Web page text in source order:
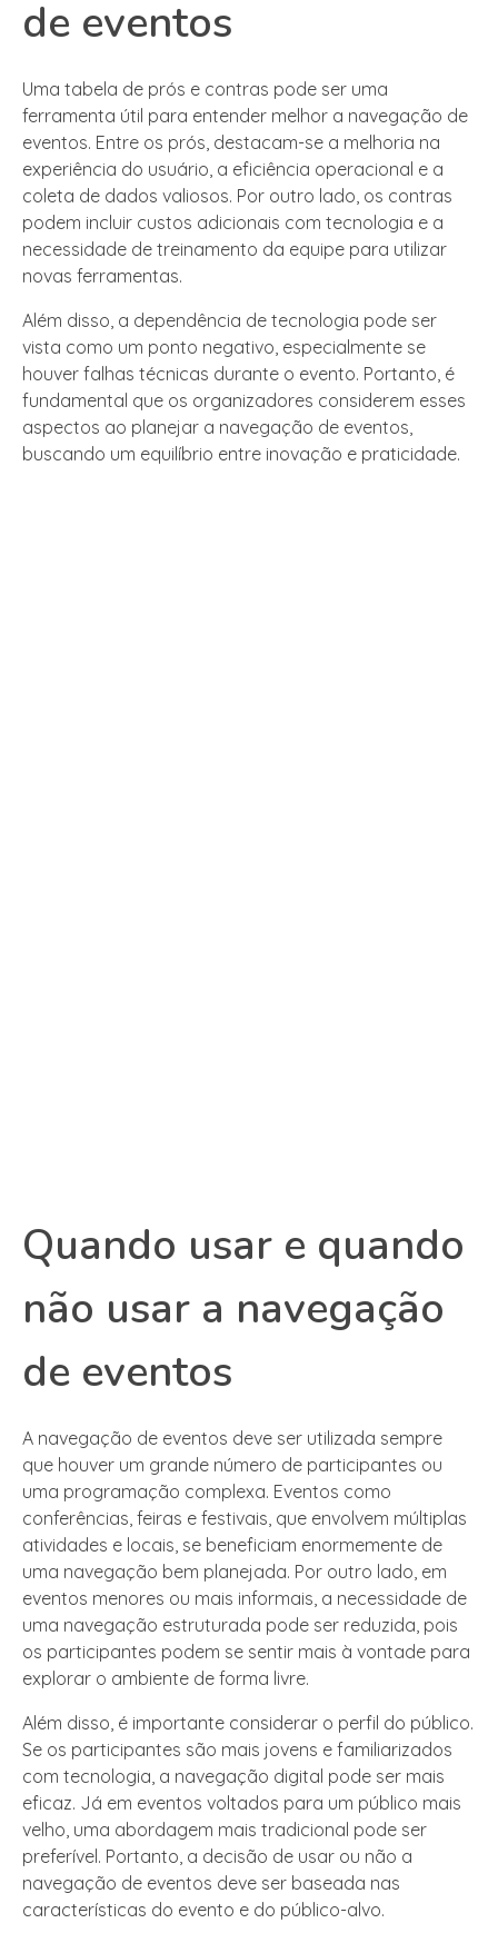
de eventos
Uma tabela de prós e contras pode ser uma
ferramenta útil para entender melhor a navegação de
eventos. Entre os prós, destacam-se a melhoria na
experiência do usuário, a eficiência operacional e a
coleta de dados valiosos. Por outro lado, os contras
podem incluir custos adicionais com tecnologia e a
necessidade de treinamento da equipe para utilizar
novas ferramentas.
Além disso, a dependência de tecnologia pode ser
vista como um ponto negativo, especialmente se
houver falhas técnicas durante o evento. Portanto, é
fundamental que os organizadores considerem esses
aspectos ao planejar a navegação de eventos,
buscando um equilíbrio entre inovação e praticidade.
Quando usar e quando
não usar a navegação
de eventos
A navegação de eventos deve ser utilizada sempre
que houver um grande número de participantes ou
uma programação complexa. Eventos como
conferências, feiras e festivais, que envolvem múltiplas
atividades e locais, se beneficiam enormemente de
uma navegação bem planejada. Por outro lado, em
eventos menores ou mais informais, a necessidade de
uma navegação estruturada pode ser reduzida, pois
os participantes podem se sentir mais à vontade para
explorar o ambiente de forma livre.
Além disso, é importante considerar o perfil do público.
Se os participantes são mais jovens e familiarizados
com tecnologia, a navegação digital pode ser mais
eficaz. Já em eventos voltados para um público mais
velho, uma abordagem mais tradicional pode ser
preferível. Portanto, a decisão de usar ou não a
navegação de eventos deve ser baseada nas
características do evento e do público-alvo.